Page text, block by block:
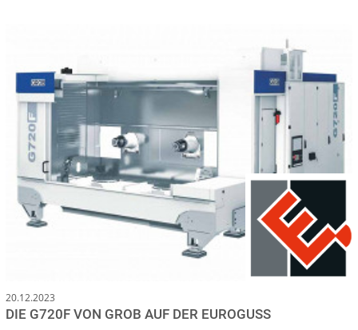
20.12.2023
DIE G720F VON GROB AUF DER EUROGUSS